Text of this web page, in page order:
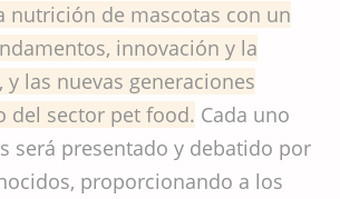
nutrición de mascotas con un
innovación y la
y las nuevas generaciones
del sector pet food. Cada uno
será presentado y debatido por
proporcionando a los